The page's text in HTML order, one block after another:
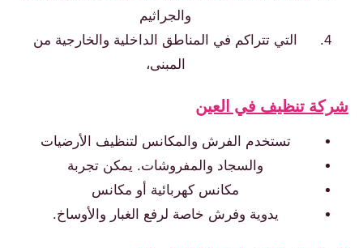
والجراثيم
التي تتراكم في المناطق الداخلية والخارجية من
المبنى،
شركة تنظيف في العين
تستخدم الفرش والمكانس لتنظيف الأرضيات
والسجاد والمفروشات. يمكن تجربة
مكانس كهربائية أو مكانس
يدوية وفرش خاصة لرفع الغبار والأوساخ.